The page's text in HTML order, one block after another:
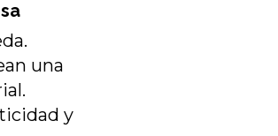
una
y